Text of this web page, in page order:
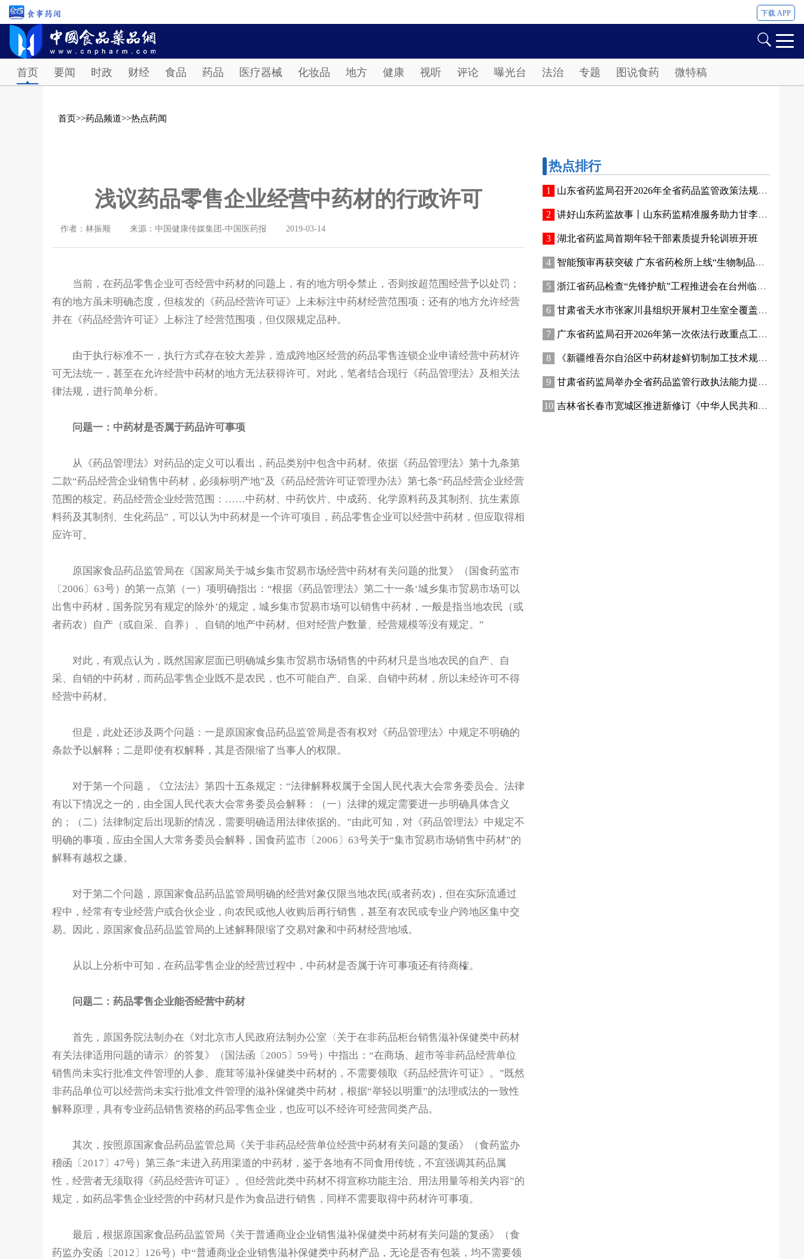
下载 APP
首页 要闻 时政 财经 食品 药品 医疗器械 化妆品 地方 健康 视听 评论 曝光台 法治 专题 图说食药 微特稿
首页>>药品频道>>热点药闻
浅议药品零售企业经营中药材的行政许可
作者：林振顺 来源：中国健康传媒集团-中国医药报 2019-03-14
当前，在药品零售企业可否经营中药材的问题上，有的地方明令禁止，否则按超范围经营予以处罚；
有的地方虽未明确态度，但核发的《药品经营许可证》上未标注中药材经营范围项；还有的地方允许经营
并在《药品经营许可证》上标注了经营范围项，但仅限规定品种。
由于执行标准不一，执行方式存在较大差异，造成跨地区经营的药品零售连锁企业申请经营中药材许
可无法统一，甚至在允许经营中药材的地方无法获得许可。对此，笔者结合现行《药品管理法》及相关法
律法规，进行简单分析。
问题一：中药材是否属于药品许可事项
从《药品管理法》对药品的定义可以看出，药品类别中包含中药材。依据《药品管理法》第十九条第
二款“药品经营企业销售中药材，必须标明产地”及《药品经营许可证管理办法》第七条“药品经营企业经营
范围的核定。药品经营企业经营范围：……中药材、中药饮片、中成药、化学原料药及其制剂、抗生素原
料药及其制剂、生化药品”，可以认为中药材是一个许可项目，药品零售企业可以经营中药材，但应取得相
应许可。
原国家食品药品监管局在《国家局关于城乡集市贸易市场经营中药材有关问题的批复》（国食药监市
〔2006〕63号）的第一点第（一）项明确指出：“根据《药品管理法》第二十一条‘城乡集市贸易市场可以
出售中药材，国务院另有规定的除外’的规定，城乡集市贸易市场可以销售中药材，一般是指当地农民（或
者药农）自产（或自采、自养）、自销的地产中药材。但对经营户数量、经营规模等没有规定。”
对此，有观点认为，既然国家层面已明确城乡集市贸易市场销售的中药材只是当地农民的自产、自
采、自销的中药材，而药品零售企业既不是农民，也不可能自产、自采、自销中药材，所以未经许可不得
经营中药材。
但是，此处还涉及两个问题：一是原国家食品药品监管局是否有权对《药品管理法》中规定不明确的
条款予以解释；二是即使有权解释，其是否限缩了当事人的权限。
对于第一个问题，《立法法》第四十五条规定：“法律解释权属于全国人民代表大会常务委员会。法律
有以下情况之一的，由全国人民代表大会常务委员会解释：（一）法律的规定需要进一步明确具体含义
的；（二）法律制定后出现新的情况，需要明确适用法律依据的。”由此可知，对《药品管理法》中规定不
明确的事项，应由全国人大常务委员会解释，国食药监市〔2006〕63号关于“集市贸易市场销售中药材”的
解释有越权之嫌。
对于第二个问题，原国家食品药品监管局明确的经营对象仅限当地农民(或者药农)，但在实际流通过
程中，经常有专业经营户或合伙企业，向农民或他人收购后再行销售，甚至有农民或专业户跨地区集中交
易。因此，原国家食品药品监管局的上述解释限缩了交易对象和中药材经营地域。
从以上分析中可知，在药品零售企业的经营过程中，中药材是否属于许可事项还有待商榷。
问题二：药品零售企业能否经营中药材
首先，原国务院法制办在《对北京市人民政府法制办公室〈关于在非药品柜台销售滋补保健类中药材
有关法律适用问题的请示〉的答复》（国法函〔2005〕59号）中指出：“在商场、超市等非药品经营单位
销售尚未实行批准文件管理的人参、鹿茸等滋补保健类中药材的，不需要领取《药品经营许可证》。”既然
非药品单位可以经营尚未实行批准文件管理的滋补保健类中药材，根据“举轻以明重”的法理或法的一致性
解释原理，具有专业药品销售资格的药品零售企业，也应可以不经许可经营同类产品。
其次，按照原国家食品药品监管总局《关于非药品经营单位经营中药材有关问题的复函》（食药监办
稽函〔2017〕47号）第三条“未进入药用渠道的中药材，鉴于各地有不同食用传统，不宜强调其药品属
性，经营者无须取得《药品经营许可证》。但经营此类中药材不得宣称功能主治、用法用量等相关内容”的
规定，如药品零售企业经营的中药材只是作为食品进行销售，同样不需要取得中药材许可事项。
最后，根据原国家食品药品监管局《关于普通商业企业销售滋补保健类中药材有关问题的复函》（食
药监办安函〔2012〕126号）中“普通商业企业销售滋补保健类中药材产品，无论是否有包装，均不需要领
热点排行
山东省药监局召开2026年全省药品监管政策法规暨执法办案工作会议
讲好山东药监故事丨山东药监精准服务助力甘李药业胰岛素加速出海
湖北省药监局首期年轻干部素质提升轮训班开班
智能预审再获突破 广东省药检所上线“生物制品批签发资料审核辅助平台”
浙江省药品检查“先锋护航”工程推进会在台州临海召开
甘肃省天水市张家川县组织开展村卫生室全覆盖专项监督检查
广东省药监局召开2026年第一次依法行政重点工作推进会
《新疆维吾尔自治区中药材趁鲜切制加工技术规范和质量标准制定工作程序》发布
甘肃省药监局举办全省药品监管行政执法能力提升培训班
吉林省长春市宽城区推进新修订《中华人民共和国药品管理法实施条例》宣贯走深走实